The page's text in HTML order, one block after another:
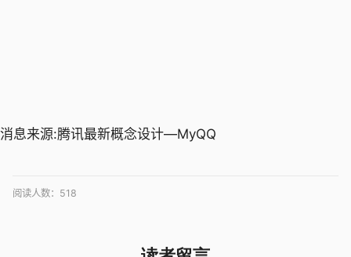
消息来源:腾讯最新概念设计—MyQQ
阅读人数： 518